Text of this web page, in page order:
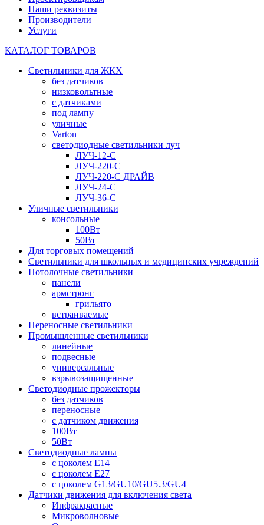
Наши реквизиты
Производители
Услуги
КАТАЛОГ ТОВАРОВ
Светильники для ЖКХ
без датчиков
низковольтные
с датчиками
под лампу
уличные
Varton
светодиодные светильники луч
ЛУЧ-12-С
ЛУЧ-220-С
ЛУЧ-220-С ДРАЙВ
ЛУЧ-24-С
ЛУЧ-36-С
Уличные светильники
консольные
100Вт
50Вт
Для торговых помещений
Светильники для школьных и медицинских учреждений
Потолочные светильники
панели
армстронг
грильято
встраиваемые
Переносные светильники
Промышленные светильники
линейные
подвесные
универсальные
взрывозащищенные
Светодиодные прожекторы
без датчиков
переносные
с датчиком движения
100Вт
50Вт
Светодиодные лампы
с цоколем E14
с цоколем E27
с цоколем G13/GU10/GU5.3/GU4
Датчики движения для включения света
Инфракрасные
Микроволновые